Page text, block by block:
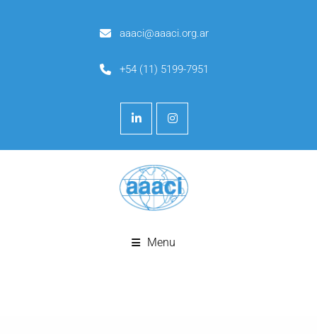
aaaci@aaaci.org.ar
+54 (11) 5199-7951
Menu